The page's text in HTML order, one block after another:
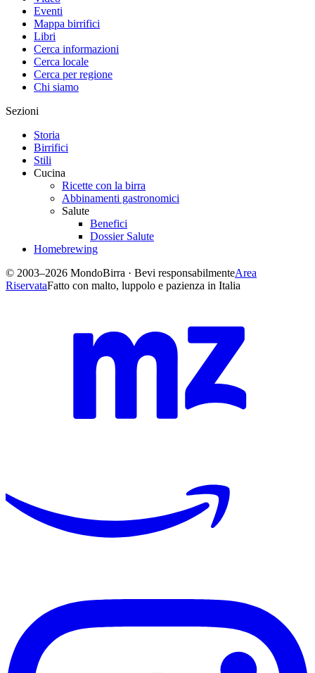
Eventi
Mappa birrifici
Libri
Cerca informazioni
Cerca locale
Cerca per regione
Chi siamo
Sezioni
Storia
Birrifici
Stili
Cucina
Ricette con la birra
Abbinamenti gastronomici
Salute
Benefici
Dossier Salute
Homebrewing
© 2003–2026 MondoBirra · Bevi responsabilmenteArea
RiservataFatto con malto, luppolo e pazienza in Italia